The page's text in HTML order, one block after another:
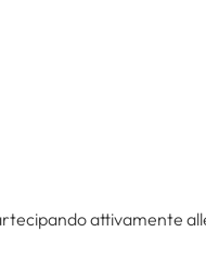
attivamente